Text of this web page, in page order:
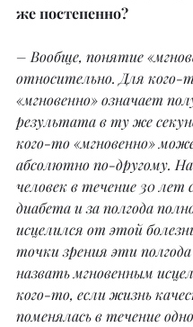
же постепенно?
– Вообще, понятие
относительно. Для кого-
«мгновенно» означает
результата в ту же
кого-то «мгновенно»
абсолютно по-другому.
человек в течение 30 лет
диабета и за полгода
исцелился от этой
точки зрения эти
назвать мгновенным
кого-то, если жизнь
поменялась в течение